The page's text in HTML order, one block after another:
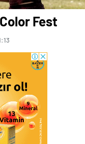
Fest